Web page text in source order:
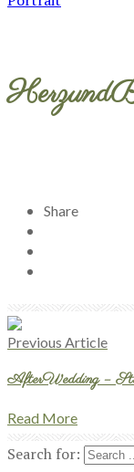
Share
Previous Article
AfterWedding –
Read More
Search for: